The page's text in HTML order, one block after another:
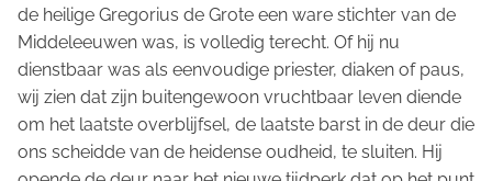
de heilige Gregorius de Grote een ware stichter van de
Middeleeuwen was, is volledig terecht. Of hij nu
dienstbaar was als eenvoudige priester, diaken of paus,
wij zien dat zijn buitengewoon vruchtbaar leven diende
om het laatste overblijfsel, de laatste barst in de deur die
ons scheidde van de heidense oudheid, te sluiten. Hij